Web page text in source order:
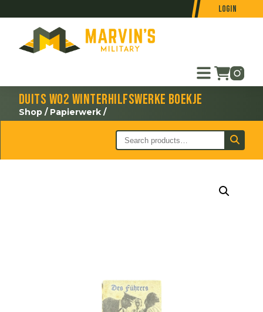
Login
Duits WO2 Winterhilfswerke boekje
Shop / Papierwerk /